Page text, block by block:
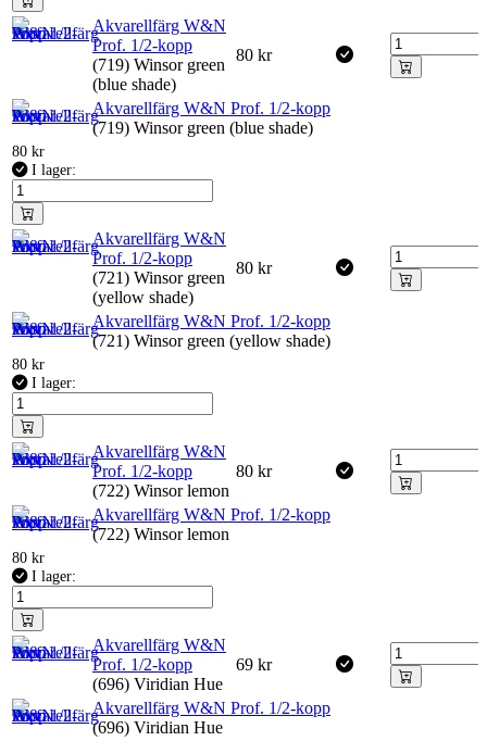
Akvarellfärg W&N
Prof. 1/2-kopp
(719) Winsor green
(blue shade)
80 kr
Akvarellfärg W&N Prof. 1/2-kopp
(719) Winsor green (blue shade)
80 kr
I lager:
Akvarellfärg W&N
Prof. 1/2-kopp
(721) Winsor green
(yellow shade)
80 kr
Akvarellfärg W&N Prof. 1/2-kopp
(721) Winsor green (yellow shade)
80 kr
I lager:
Akvarellfärg W&N
Prof. 1/2-kopp
(722) Winsor lemon
80 kr
Akvarellfärg W&N Prof. 1/2-kopp
(722) Winsor lemon
80 kr
I lager:
Akvarellfärg W&N
Prof. 1/2-kopp
(696) Viridian Hue
69 kr
Akvarellfärg W&N Prof. 1/2-kopp
(696) Viridian Hue